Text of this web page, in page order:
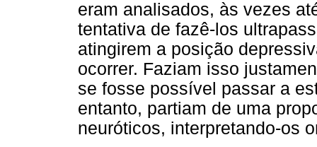
eram analisados, às vezes
tentativa de fazê-los
atingirem a posição
ocorrer. Faziam isso
se fosse possível passar a
entanto, partiam de uma
neuróticos, interpretando-os